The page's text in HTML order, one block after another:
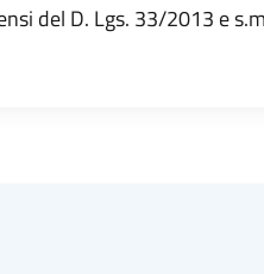
del D. Lgs. 33/2013 e